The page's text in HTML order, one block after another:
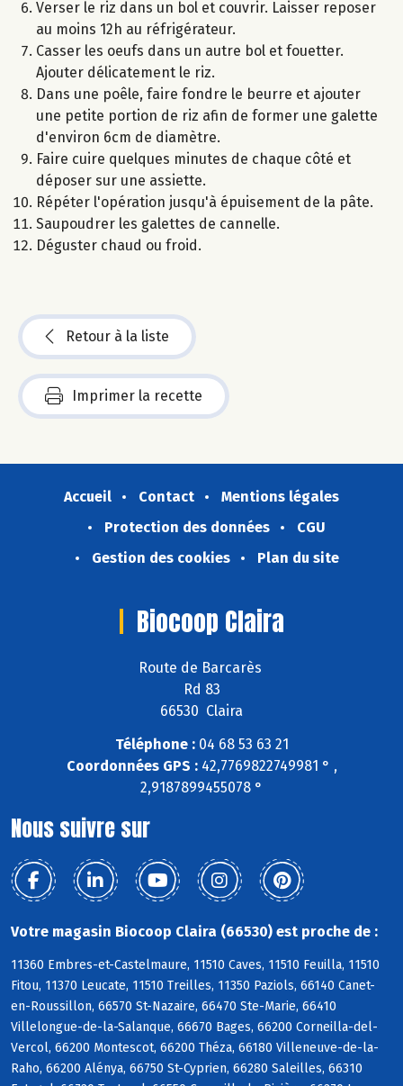
Verser le riz dans un bol et couvrir. Laisser reposer
au moins 12h au réfrigérateur.
Casser les oeufs dans un autre bol et fouetter.
Ajouter délicatement le riz.
Dans une poêle, faire fondre le beurre et ajouter
une petite portion de riz afin de former une galette
d'environ 6cm de diamètre.
Faire cuire quelques minutes de chaque côté et
déposer sur une assiette.
Répéter l'opération jusqu'à épuisement de la pâte.
Saupoudrer les galettes de cannelle.
Déguster chaud ou froid.
Retour à la liste
Imprimer la recette
Accueil Contact
Mentions légales
Protection des données
CGU
Gestion des cookies
Plan du site
Biocoop Claira
Route de Barcarès
Rd 83
66530 Claira
Téléphone :04 68 53 63 21
Coordonnées GPS :42,7769822749981 ° ,
2,9187899455078 °
Nous suivre sur
Votre magasin Biocoop Claira (66530) est proche de :
11360 Embres-et-Castelmaure, 11510 Caves, 11510 Feuilla, 11510
Fitou, 11370 Leucate, 11510 Treilles, 11350 Paziols, 66140 Canet-
en-Roussillon, 66570 St-Nazaire, 66470 Ste-Marie, 66410
Villelongue-de-la-Salanque, 66670 Bages, 66200 Corneilla-del-
Vercol, 66200 Montescot, 66200 Théza, 66180 Villeneuve-de-la-
Raho, 66200 Alénya, 66750 St-Cyprien, 66280 Saleilles, 66310